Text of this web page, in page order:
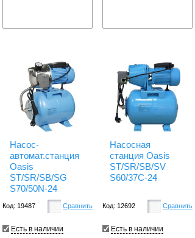
Насос-
автомат.станция
Oasis
ST/SR/SB/SG
S70/50N-24
Код: 19487 Сравнить
Есть в наличии
Насосная
станция Oasis
ST/SR/SB/SV
S60/37C-24
Код: 12692 Сравнить
Есть в наличии